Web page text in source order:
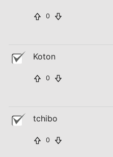
0
Koton
0
tchibo
0